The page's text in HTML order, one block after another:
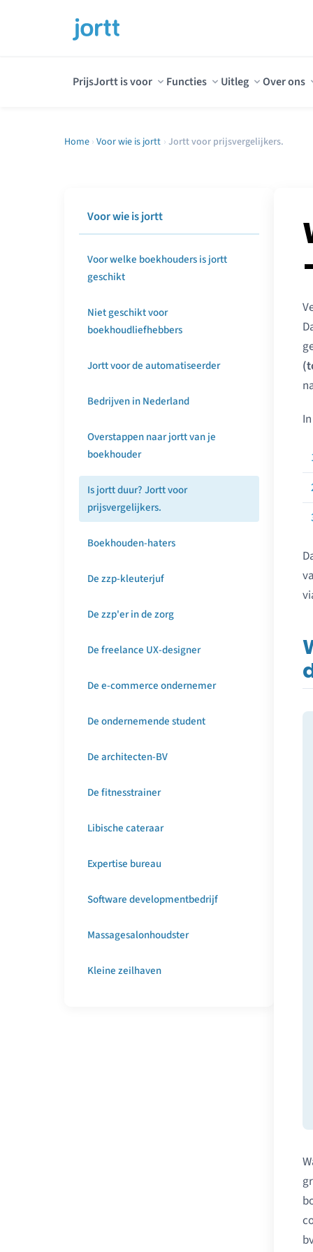
PrijsJortt is voor Functies Uitleg Over ons
Home › Voor wie is jortt › Jortt voor prijsvergelijkers.
Voor wie is jortt
Voor welke boekhouders is jortt
geschikt
Niet geschikt voor
boekhoudliefhebbers
Jortt voor de automatiseerder
Bedrijven in Nederland
Overstappen naar jortt van je
boekhouder
Is jortt duur? Jortt voor
prijsvergelijkers.
Boekhouden-haters
De zzp-kleuterjuf
De zzp'er in de zorg
De freelance UX-designer
De e-commerce ondernemer
De ondernemende student
De architecten-BV
De fitnesstrainer
Libische cateraar
Expertise bureau
Software developmentbedrijf
Massagesalonhoudster
Kleine zeilhaven